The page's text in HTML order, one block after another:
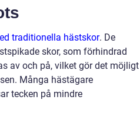
traditionella hästskor. De
skor, som förhindrad
av och på, vilket gör det möjligt
Många hästägare
tecken på mindre